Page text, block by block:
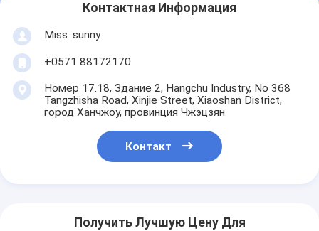
Контактная Информация
Miss. sunny
+0571 88172170
Номер 17.18, Здание 2, Hangchu Industry, No 368
Tangzhisha Road, Xinjie Street, Xiaoshan District,
город Ханчжоу, провинция Чжэцзян
Контакт
Получить Лучшую Цену Для